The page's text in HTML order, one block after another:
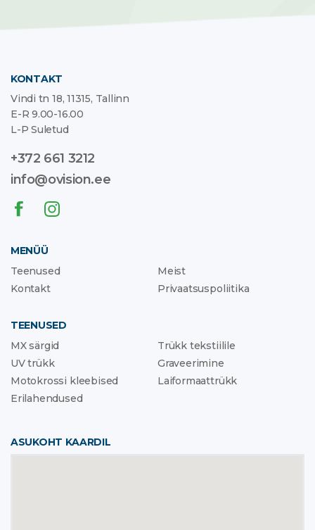
KONTAKT
Vindi tn 18, 11315, Tallinn
E-R 9.00-16.00
L-P Suletud
+372 661 3212
info@ovision.ee
MENÜÜ
Teenused
Meist
Kontakt
Privaatsuspoliitika
TEENUSED
MX särgid
Trükk tekstiilile
UV trükk
Graveerimine
Motokrossi kleebised
Laiformaattrükk
Erilahendused
ASUKOHT KAARDIL